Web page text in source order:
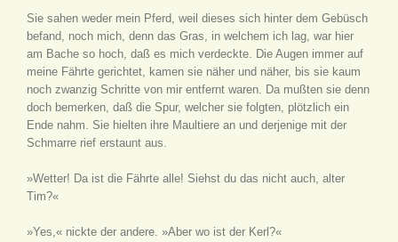
Sie sahen weder mein Pferd, weil dieses sich hinter dem Gebüsch
befand, noch mich, denn das Gras, in welchem ich lag, war hier
am Bache so hoch, daß es mich verdeckte. Die Augen immer auf
meine Fährte gerichtet, kamen sie näher und näher, bis sie kaum
noch zwanzig Schritte von mir entfernt waren. Da mußten sie denn
doch bemerken, daß die Spur, welcher sie folgten, plötzlich ein
Ende nahm. Sie hielten ihre Maultiere an und derjenige mit der
Schmarre rief erstaunt aus.
»Wetter! Da ist die Fährte alle! Siehst du das nicht auch, alter
Tim?«
»Yes,« nickte der andere. »Aber wo ist der Kerl?«